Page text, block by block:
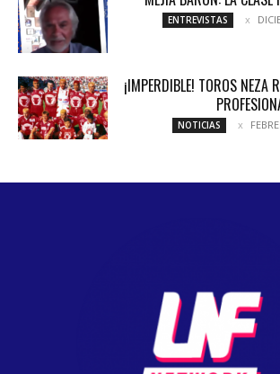
ENTREVISTAS
¡IMPERDIBLE! TOROS NEZA
NOTICIAS